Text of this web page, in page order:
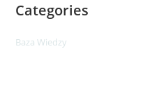
Categories
Baza Wiedzy